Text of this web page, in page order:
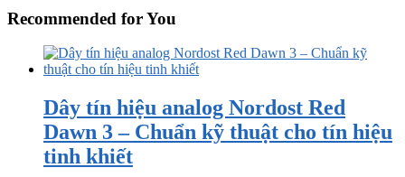
Recommended for You
Dây tín hiệu analog Nordost Red
Dawn 3 – Chuẩn kỹ thuật cho tín hiệu
tinh khiết